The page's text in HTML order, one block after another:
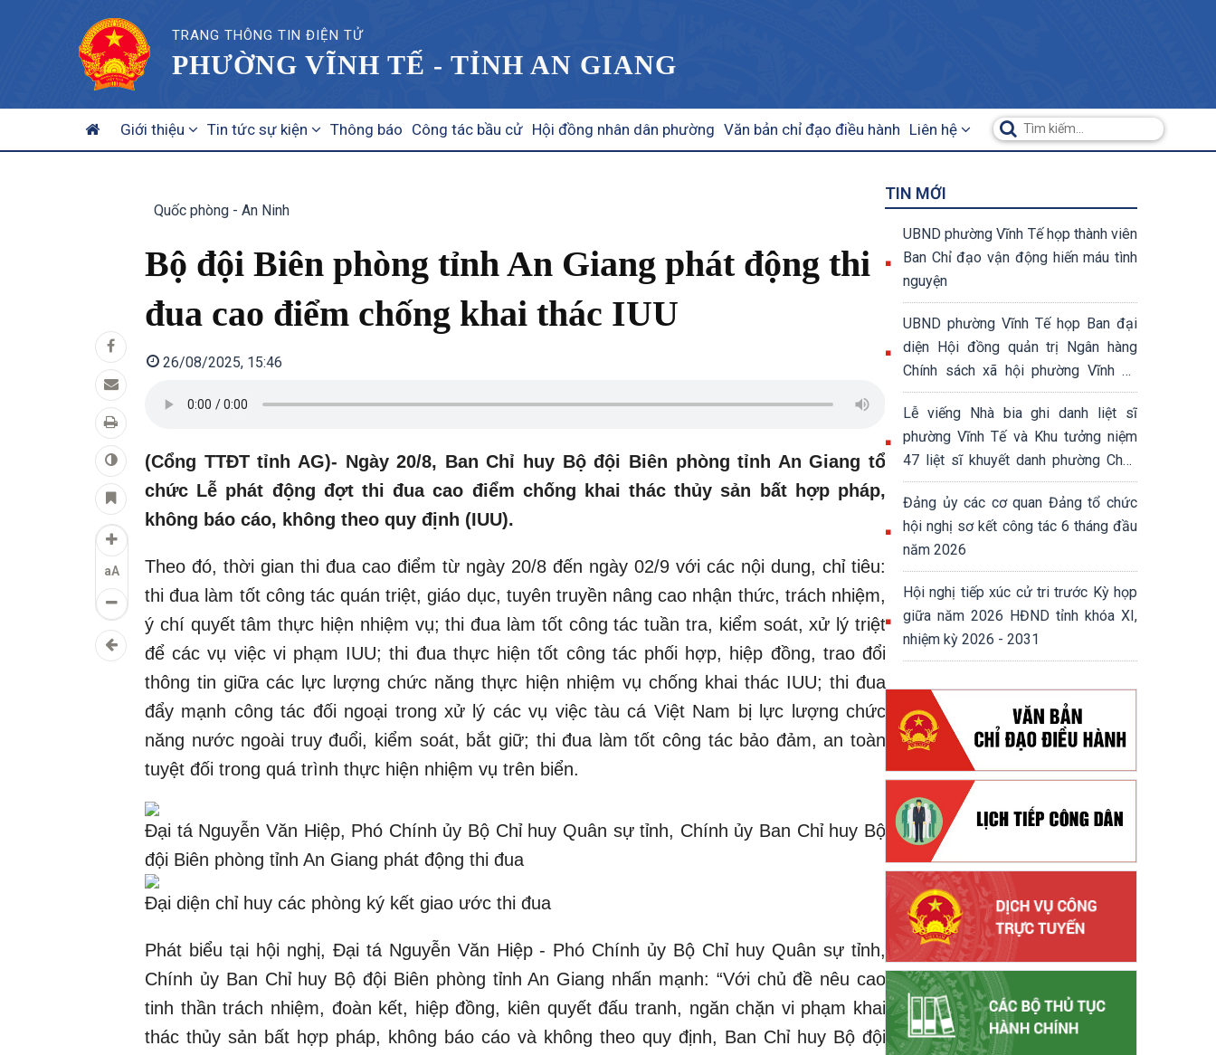
TRANG THÔNG TIN ĐIỆN TỬ
PHƯỜNG VĨNH TẾ - TỈNH AN GIANG
NAVIGATION
Giới thiệu Tin tức sự kiện Thông báo Công tác bầu cử Hội đồng nhân dân phường Văn bản chỉ đạo điều hành Liên hệ
aA
Quốc phòng - An Ninh
Bộ đội Biên phòng tỉnh An Giang phát động thi
đua cao điểm chống khai thác IUU
26/08/2025, 15:46
(Cổng TTĐT tỉnh AG)- Ngày 20/8, Ban Chỉ huy Bộ đội Biên phòng tỉnh An Giang tổ
chức Lễ phát động đợt thi đua cao điểm chống khai thác thủy sản bất hợp pháp,
không báo cáo, không theo quy định (IUU).
Theo đó, thời gian thi đua cao điểm từ ngày 20/8 đến ngày 02/9 với các nội dung, chỉ tiêu:
thi đua làm tốt công tác quán triệt, giáo dục, tuyên truyền nâng cao nhận thức, trách nhiệm,
ý chí quyết tâm thực hiện nhiệm vụ; thi đua làm tốt công tác tuần tra, kiểm soát, xử lý triệt
để các vụ việc vi phạm IUU; thi đua thực hiện tốt công tác phối hợp, hiệp đồng, trao đổi
thông tin giữa các lực lượng chức năng thực hiện nhiệm vụ chống khai thác IUU; thi đua
đẩy mạnh công tác đối ngoại trong xử lý các vụ việc tàu cá Việt Nam bị lực lượng chức
năng nước ngoài truy đuổi, kiểm soát, bắt giữ; thi đua làm tốt công tác bảo đảm, an toàn
tuyệt đối trong quá trình thực hiện nhiệm vụ trên biển.
Đại tá Nguyễn Văn Hiệp, Phó Chính ủy Bộ Chỉ huy Quân sự tỉnh, Chính ủy Ban Chỉ huy Bộ
đội Biên phòng tỉnh An Giang phát động thi đua
Đại diện chỉ huy các phòng ký kết giao ước thi đua
Phát biểu tại hội nghị, Đại tá Nguyễn Văn Hiệp - Phó Chính ủy Bộ Chỉ huy Quân sự tỉnh,
Chính ủy Ban Chỉ huy Bộ đội Biên phòng tỉnh An Giang nhấn mạnh: “Với chủ đề nêu cao
tinh thần trách nhiệm, đoàn kết, hiệp đồng, kiên quyết đấu tranh, ngăn chặn vi phạm khai
thác thủy sản bất hợp pháp, không báo cáo và không theo quy định, Ban Chỉ huy Bộ đội
TIN MỚI
UBND phường Vĩnh Tế họp thành viên
Ban Chỉ đạo vận động hiến máu tình
nguyện
UBND phường Vĩnh Tế họp Ban đại
diện Hội đồng quản trị Ngân hàng
Chính sách xã hội phường Vĩnh Tế
quý II năm 2026
Lễ viếng Nhà bia ghi danh liệt sĩ
phường Vĩnh Tế và Khu tưởng niệm
47 liệt sĩ khuyết danh phường Châu
Đốc
Đảng ủy các cơ quan Đảng tổ chức
hội nghị sơ kết công tác 6 tháng đầu
năm 2026
Hội nghị tiếp xúc cử tri trước Kỳ họp
giữa năm 2026 HĐND tỉnh khóa XI,
nhiệm kỳ 2026 - 2031